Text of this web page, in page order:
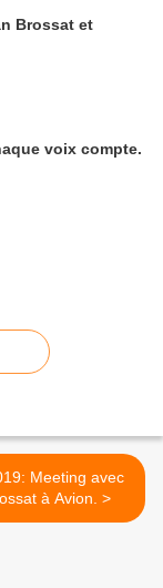
voix compte.
Meeting avec
Ian Brossat à Avion. >